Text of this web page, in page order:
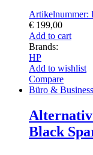
€ 199,00
Add to cart
Brands:
HP
Add to wishlist
Compare
Büro & Business
Alternativ
Black